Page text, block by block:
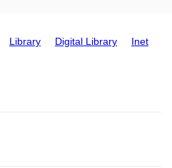
Library Digital Library Inet